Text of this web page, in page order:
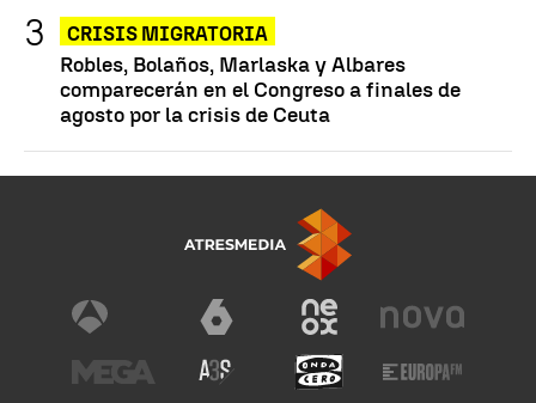
CRISIS MIGRATORIA
Robles, Bolaños, Marlaska y Albares
comparecerán en el Congreso a finales de
agosto por la crisis de Ceuta